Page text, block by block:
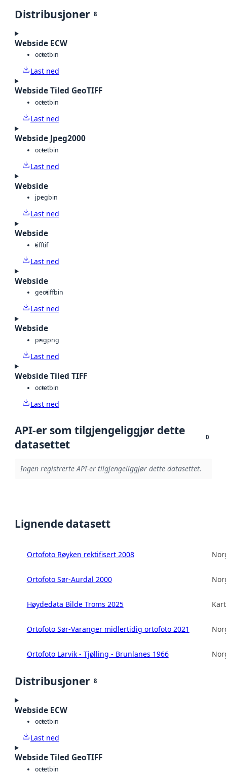
Distribusjoner 8
Webside ECW
octetbin
Last ned
Webside Tiled GeoTIFF
octetbin
Last ned
Webside Jpeg2000
octetbin
Last ned
Webside
jpegbin
Last ned
Webside
tifftif
Last ned
Webside
geotiffbin
Last ned
Webside
pngpng
Last ned
Webside Tiled TIFF
octetbin
Last ned
API-er som tilgjengeliggjør dette
datasettet
0
Ingen registrerte API-er tilgjengeliggjør dette datasettet.
Lignende datasett
Ortofoto Røyken rektifisert 2008
Ortofoto Sør-Aurdal 2000
Høydedata Bilde Troms 2025
Ortofoto Sør-Varanger midlertidig ortofoto 2021
Ortofoto Larvik - Tjølling - Brunlanes 1966
Distribusjoner 8
Webside ECW
octetbin
Last ned
Webside Tiled GeoTIFF
octetbin